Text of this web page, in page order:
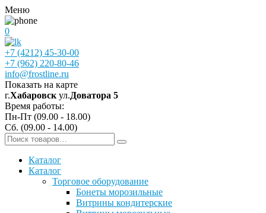
Меню
0
+7 (4212) 45-30-00
+7 (962) 220-80-46
info@frostline.ru
Показать на карте
г.Хабаровск ул.Доватора 5
Время работы:
Пн-Пт (09.00 - 18.00)
Сб. (09.00 - 14.00)
Каталог
Каталог
Торговое оборудование
Бонеты морозильные
Витрины кондитерские